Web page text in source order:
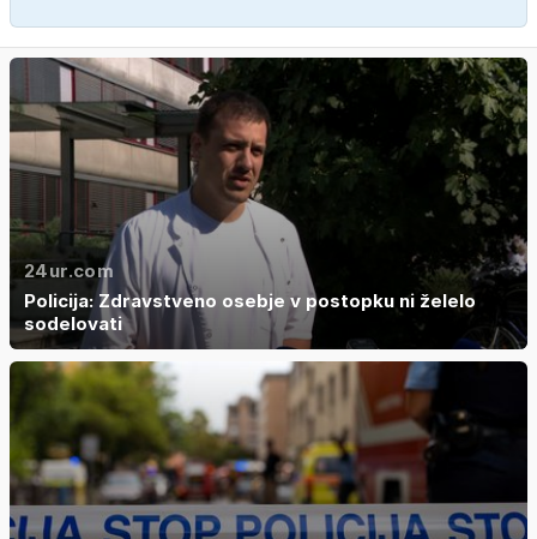
24ur.com
Policija: Zdravstveno osebje v postopku ni želelo
sodelovati